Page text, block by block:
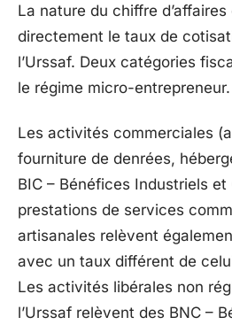
La nature du chiffre
directement le taux de
l’Urssaf. Deux catégories
le régime micro-entrepreneur.
Les activités commerciales
fourniture de denrées,
BIC – Bénéfices Industriels
prestations de services
artisanales relèvent
avec un taux différent de
Les activités libérales non
l’Urssaf relèvent des BNC –